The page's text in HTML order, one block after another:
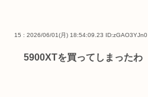
15 : 2026/06/01(月) 18:54:09.23 ID:zGAO3YJn0
5900XTを買ってしまったわ